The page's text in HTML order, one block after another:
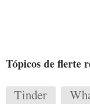
Tópicos de flerte
Tinder